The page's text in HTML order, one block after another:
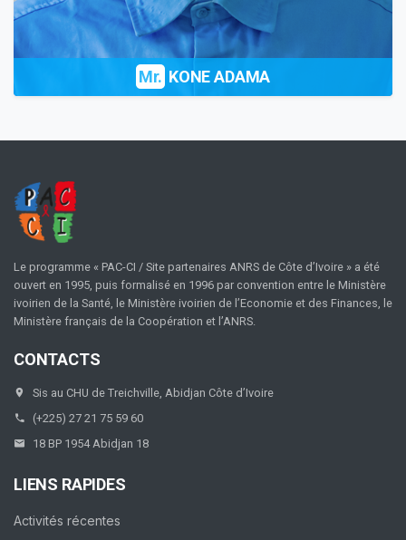
Mr. KONE ADAMA
Le programme « PAC-CI / Site partenaires ANRS de Côte d’Ivoire » a été
ouvert en 1995, puis formalisé en 1996 par convention entre le Ministère
ivoirien de la Santé, le Ministère ivoirien de l’Economie et des Finances, le
Ministère français de la Coopération et l’ANRS.
CONTACTS
Sis au CHU de Treichville, Abidjan Côte d’Ivoire
(+225) 27 21 75 59 60
18 BP 1954 Abidjan 18
LIENS RAPIDES
Activités récentes